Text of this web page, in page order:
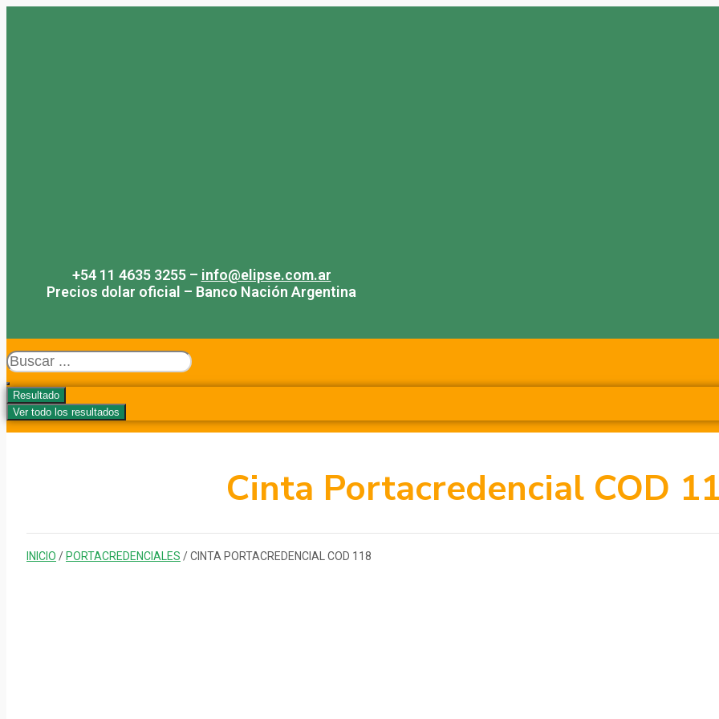
+54 11 4635 3255 – info@elipse.com.ar
Precios dolar oficial – Banco Nación Argentina
Search
...
Resultado
Ver todo los resultados
Cinta Portacredencial COD
INICIO / PORTACREDENCIALES / CINTA PORTACREDENCIAL COD 118